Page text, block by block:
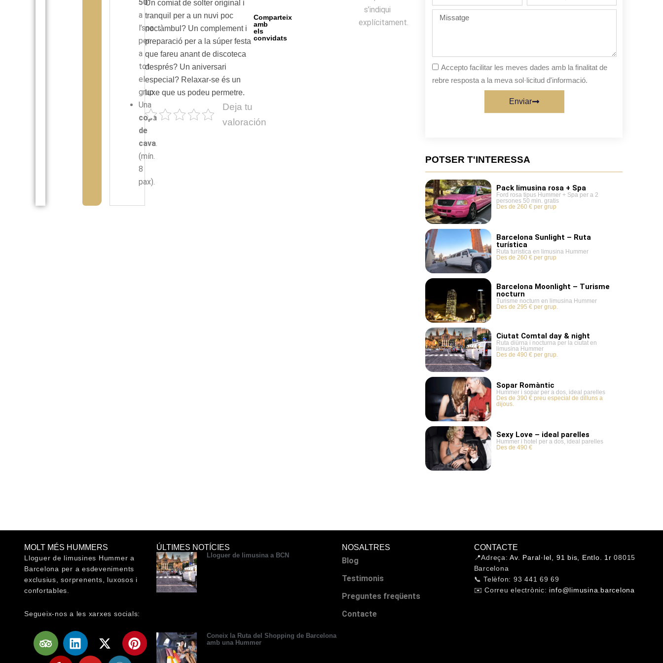
50′
a
l’spa
per
a
tot
el
grup.
Una
copa
de
cava.
(mín.
8
pax).
Un comiat de solter original i
tranquil per a un nuvi poc
noctàmbul? Un complement i
preparació per a la súper festa
que fareu anant de discoteca
després? Un aniversari
especial? Relaxar-se és un
luxe que us podeu permetre.
Deja tu
valoración
Comparteix
amb
els
convidats
s’indiqui
explícitament.
la
festa
persones
Missatge
Accepto facilitar les meves dades amb la finalitat de
rebre resposta a la meva sol·licitud d'informació.
Enviar
POTSER T'INTERESSA
Pack limusina rosa + Spa
Ford rosa tipus Hummer + Spa per a 2
persones 50 min. gratis
Des de 260 € per grup
Barcelona Sunlight – Ruta
turística
Ruta turística en limusina Hummer
Des de 260 € per grup
Barcelona Moonlight – Turisme
nocturn
Turisme nocturn en limusina Hummer
Des de 295 € per grup.
Ciutat Comtal day & night
Ruta diürna i nocturna per la ciutat en
limusina Hummer
Des de 490 € per grup.
Sopar Romàntic
Hummer i sopar per a dos, ideal parelles
Des de 390 € preu especial de dilluns a
dijous.
Sexy Love – ideal parelles
Hummer i hotel per a dos, ideal parelles
Des de 490 €
MOLT MÉS HUMMERS
Lloguer de limusines Hummer a
Barcelona per a esdeveniments
exclusius, sorprenents, luxosos i
confortables.
Segueix-nos a les xarxes socials:
T
r
L
i
X
-
P
i
Y
e
W
o
ÚLTIMES NOTÍCIES
Lloguer de limusina a BCN
Coneix la Ruta del Shopping de Barcelona
amb una Hummer
NOSALTRES
Blog
Testimonis
Preguntes freqüents
Contacte
CONTACTE
📍Adreça:Av. Paral·lel, 91 bis, Entlo. 1r 08015
Barcelona
📞 Telèfon: 93 441 69 69
✉️ Correu electrònic: info@limusina.barcelona